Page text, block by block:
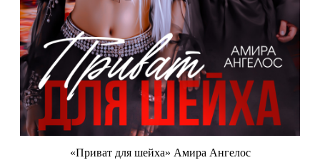
«Приват для шейха» Амира Ангелос